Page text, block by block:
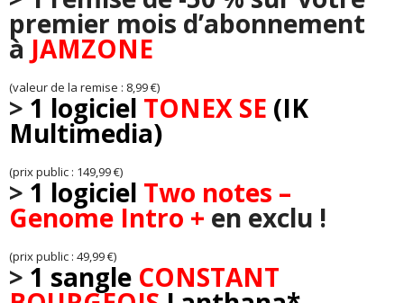
premier mois d’abonnement
à JAMZONE
(valeur de la remise : 8,99 €)
> 1 logiciel TONEX SE (IK
Multimedia)
(prix public : 149,99 €)
> 1 logiciel Two notes –
Genome Intro + en exclu !
(prix public : 49,99 €)
> 1 sangle CONSTANT